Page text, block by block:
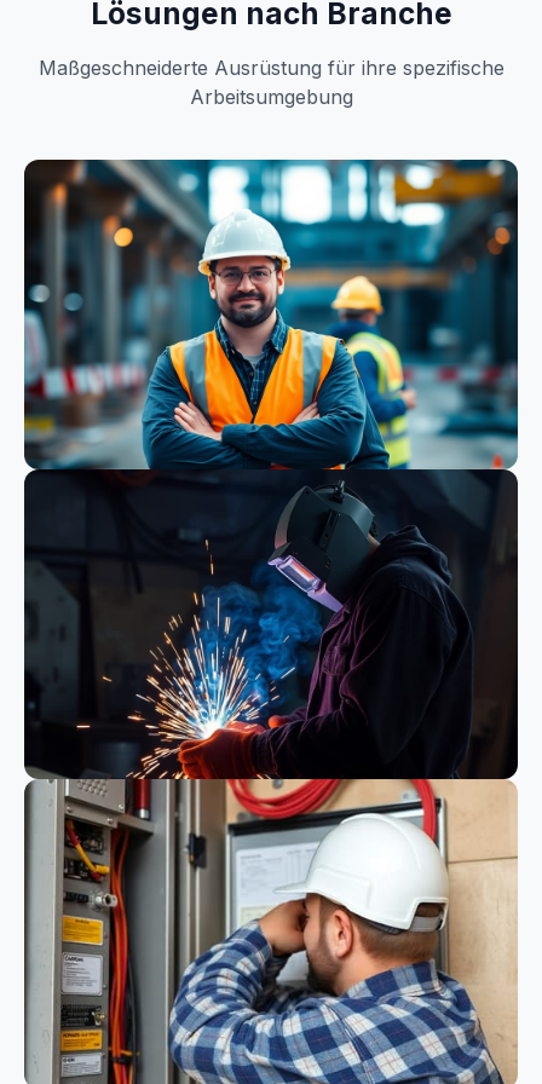
Lösungen nach Branche
Maßgeschneiderte Ausrüstung für ihre spezifische
Arbeitsumgebung
Bauwesen
Schweißen